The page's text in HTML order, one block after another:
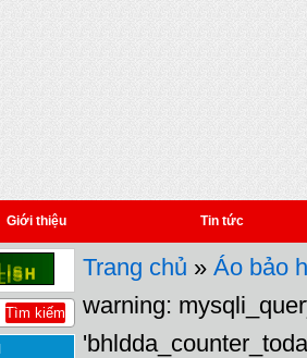
Giới thiệu Tin tức
Trang chủ » Áo bảo
warning: